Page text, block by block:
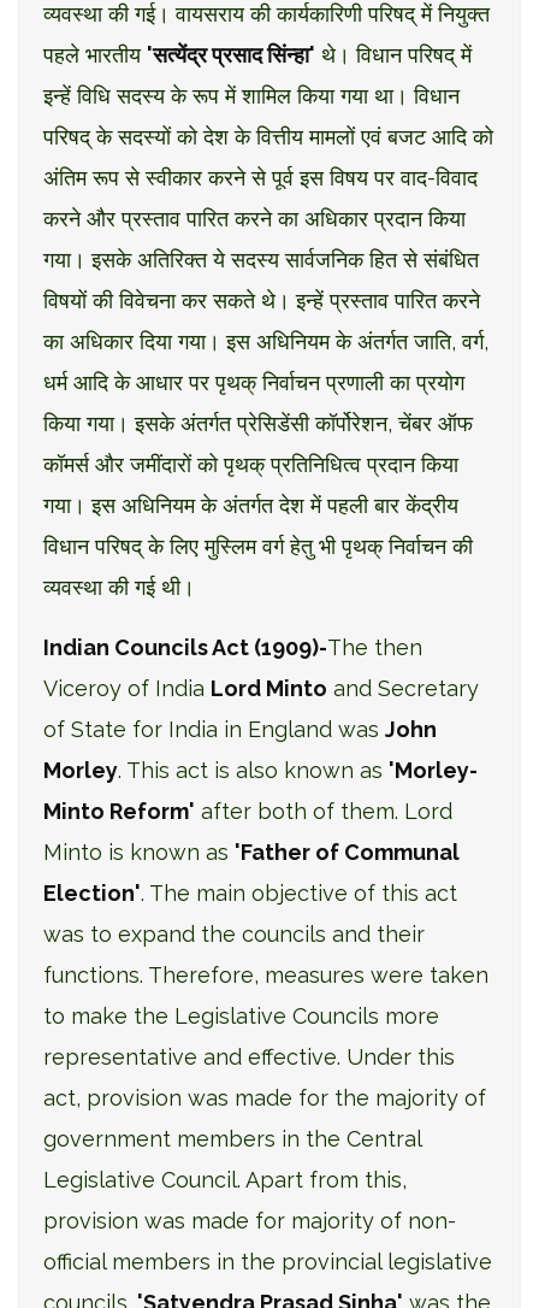
व्यवस्था की गई। वायसराय की कार्यकारिणी परिषद् में नियुक्त
पहले भारतीय 'सत्येंद्र प्रसाद सिंन्हा' थे। विधान परिषद् में
इन्हें विधि सदस्य के रूप में शामिल किया गया था। विधान
परिषद् के सदस्यों को देश के वित्तीय मामलों एवं बजट आदि को
अंतिम रूप से स्वीकार करने से पूर्व इस विषय पर वाद-विवाद
करने और प्रस्ताव पारित करने का अधिकार प्रदान किया
गया। इसके अतिरिक्त ये सदस्य सार्वजनिक हित से संबंधित
विषयों की विवेचना कर सकते थे। इन्हें प्रस्ताव पारित करने
का अधिकार दिया गया। इस अधिनियम के अंतर्गत जाति, वर्ग,
धर्म आदि के आधार पर पृथक् निर्वाचन प्रणाली का प्रयोग
किया गया। इसके अंतर्गत प्रेसिडेंसी कॉर्पोरेशन, चेंबर ऑफ
कॉमर्स और जमींदारों को पृथक् प्रतिनिधित्व प्रदान किया
गया। इस अधिनियम के अंतर्गत देश में पहली बार केंद्रीय
विधान परिषद् के लिए मुस्लिम वर्ग हेतु भी पृथक् निर्वाचन की
व्यवस्था की गई थी।
Indian Councils Act (1909)-The then
Viceroy of India Lord Minto and Secretary
of State for India in England was John
Morley. This act is also known as 'Morley-
Minto Reform' after both of them. Lord
Minto is known as 'Father of Communal
Election'. The main objective of this act
was to expand the councils and their
functions. Therefore, measures were taken
to make the Legislative Councils more
representative and effective. Under this
act, provision was made for the majority of
government members in the Central
Legislative Council. Apart from this,
provision was made for majority of non-
official members in the provincial legislative